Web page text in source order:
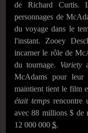
de Richard Curtis.
personnages de
du voyage dans le
l'instant. Zooey
incarner le rôle de
du tournage. Varietya
McAdams pour leur
maintient tient le film
était tempsrencontre
avec 88 millions $ de
12 000 000 $.